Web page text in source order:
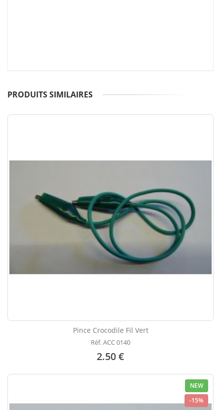
PRODUITS SIMILAIRES
Pince Crocodile Fil Vert
Réf. ACC 0140
2.50 €
NEW
-15%